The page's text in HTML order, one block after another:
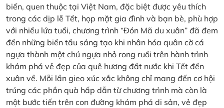
biến, quen thuộc tại Việt Nam, đặc biệt được yêu thích
trong các dịp lễ Tết, họp mặt gia đình và bạn bè, phù hợp
với nhiều lứa tuổi, chương trình “Đón Mã du xuân” đã đem
đến những biến tấu sáng tạo khi nhân hóa quân cờ cá
ngựa thành một chú ngựa nhỏ rong ruổi trên hành trình
khám phá vẻ đẹp của quê hương đất nước khi Tết đến
xuân về. Mỗi lần gieo xúc xắc không chỉ mang đến cơ hội
trúng các phần quà hấp dẫn từ chương trình mà còn là
một bước tiến trên con đường khám phá di sản, vẻ đẹp